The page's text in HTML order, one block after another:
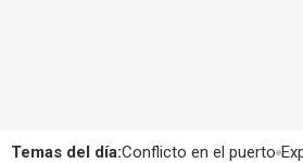
Temas del día:Conflicto en el puerto